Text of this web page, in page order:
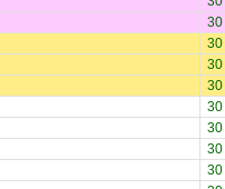
30
30
30
30
30
30
30
30